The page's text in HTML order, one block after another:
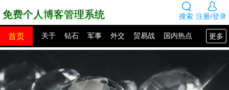
注册/登录
搜索
免费个人博客管理系统
更多
首页 关于 钻石 军事 外交 贸易战 国内热点
网站模板 源码下载 创业赚钱 图片展示 留言板